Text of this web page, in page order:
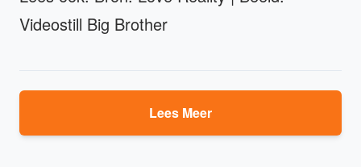
Videostill Big Brother
Lees Meer